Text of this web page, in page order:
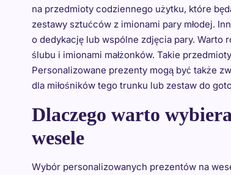
na przedmioty codziennego użytku, które
zestawy sztućców z imionami pary młodej.
o dedykację lub wspólne zdjęcia pary. Warto
ślubu i imionami małżonków. Takie
Personalizowane prezenty mogą być także
dla miłośników tego trunku lub zestaw do
Dlaczego warto
wesele
Wybór personalizowanych prezentów na